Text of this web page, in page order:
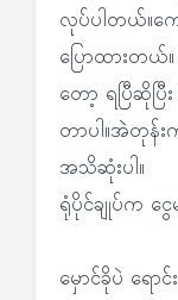
လုပ်ပါတယ်။က
ပြောထားတယ်
တော့ ရပြီဆိုပ
တာပါ။အဲတုန်း
အသိဆုံးပါ။
ရုံပိုင်ချုပ်က ငွ
မှောင်ခိုပဲ ရေ